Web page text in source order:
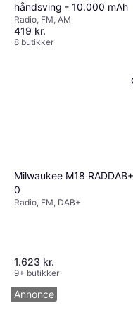
håndsving - 10.000 mAh
Radio, FM, AM
419 kr.
8 butikker
Milwaukee M18
0
Radio, FM, DAB+
1.623 kr.
9+ butikker
Annonce